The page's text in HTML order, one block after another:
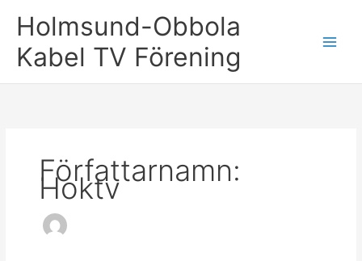
Holmsund-Obbola
Kabel TV Förening
Författarnamn:
Hoktv